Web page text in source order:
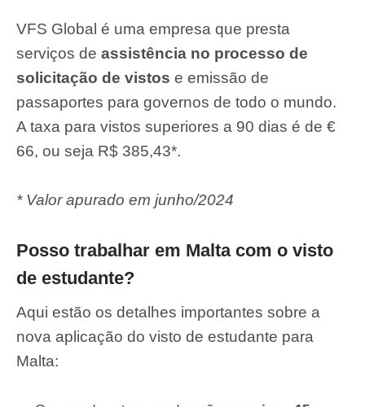
VFS Global é uma empresa que presta
serviços de assistência no processo de
solicitação de vistos e emissão de
passaportes para governos de todo o mundo.
A taxa para vistos superiores a 90 dias é de €
66, ou seja R$ 385,43*.
* Valor apurado em junho/2024
Posso trabalhar em Malta com o visto
de estudante?
Aqui estão os detalhes importantes sobre a
nova aplicação do visto de estudante para
Malta: